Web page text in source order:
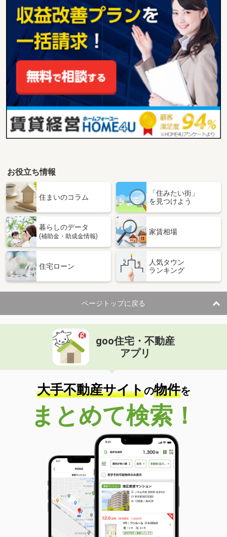
お役立ち情報
住まいのコラム
「住みたい街」
を見つけよう
暮らしのデータ
(補助金・助成金情報)
家賃相場
住宅ローン
人気タウン
ランキング
ページトップに戻る
goo住宅・不動産
アプリ
大手不動産サイトの物件を
まとめて検索！